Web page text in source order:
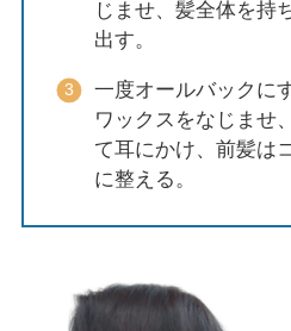
じませ、髪全体を持
出す。
一度オールバックに
ワックスをなじませ
て耳にかけ、前髪は
に整える。